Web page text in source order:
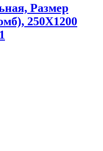
Размер
250Х1200